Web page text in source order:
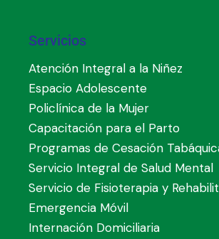
Servicios
Atención Integral a la Niñez
Espacio Adolescente
Policlínica de la Mujer
Capacitación para el Parto
Programas de Cesación
Servicio Integral de Salud Mental
Servicio de Fisioterapia y
Emergencia Móvil
Internación Domiciliaria